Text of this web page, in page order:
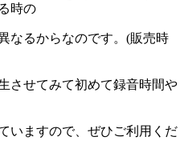
時の
なるからなのです。(販売時
させてみて初めて録音時間や
いますので、ぜひご利用くだ